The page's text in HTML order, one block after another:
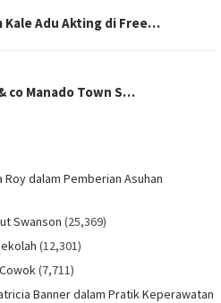
Kale Adu Akting di Free…
co Manado Town S…
dalam Pemberian Asuhan
Swanson (25,369)
(12,301)
(7,711)
Banner dalam Pratik Keperawatan